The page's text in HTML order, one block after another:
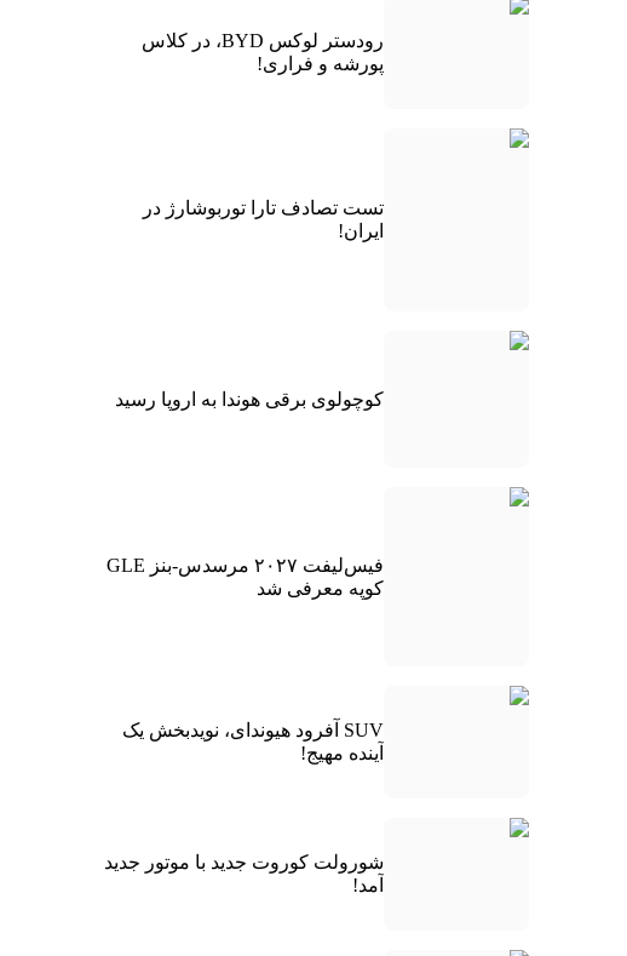
رودستر لوکس BYD، در کلاس
پورشه و فراری!
تست تصادف تارا توربوشارژ در
ایران!
کوچولوی برقی هوندا به اروپا رسید
فیس‌لیفت ۲۰۲۷ مرسدس-بنز GLE
کوپه معرفی شد
SUV آفرود هیوندای، نویدبخش یک
آینده مهیج!
شورولت کوروت جدید با موتور جدید
آمد!